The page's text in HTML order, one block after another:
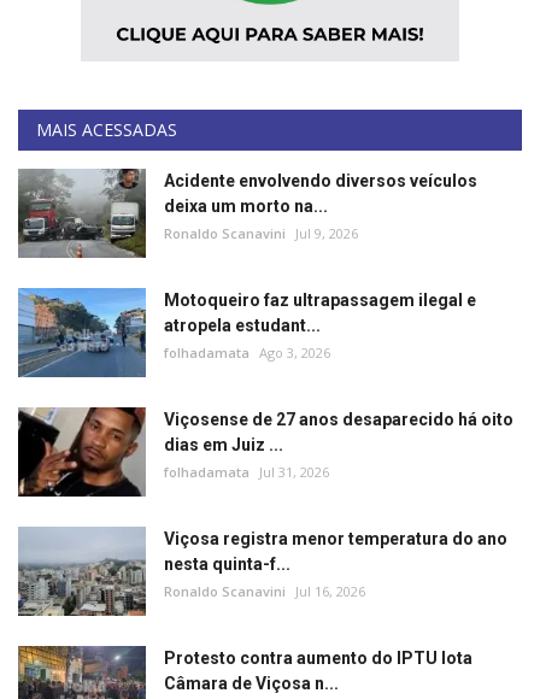
MAIS ACESSADAS
Acidente envolvendo diversos veículos
deixa um morto na...
Ronaldo Scanavini Jul 9, 2026
Motoqueiro faz ultrapassagem ilegal e
atropela estudant...
folhadamata Ago 3, 2026
Viçosense de 27 anos desaparecido há oito
dias em Juiz ...
folhadamata Jul 31, 2026
Viçosa registra menor temperatura do ano
nesta quinta-f...
Ronaldo Scanavini Jul 16, 2026
Protesto contra aumento do IPTU lota
Câmara de Viçosa n...